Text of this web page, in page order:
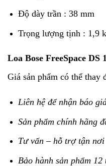
Độ dày trần : 38 mm
Trọng lượng tịnh : 1,9
Loa Bose FreeSpace DS
Giá sản phẩm có thể thay
Liên hệ để nhận báo
Sản phẩm chính hãng
Tư vấn – hỗ trợ tận nơi
Bảo hành sản phẩm